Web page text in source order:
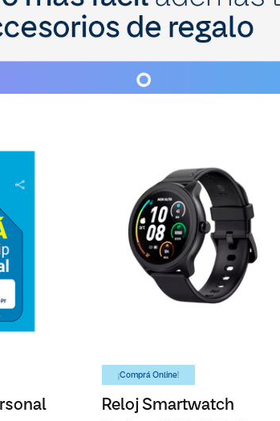
¡Comprá Online!
Reloj Smartwatch